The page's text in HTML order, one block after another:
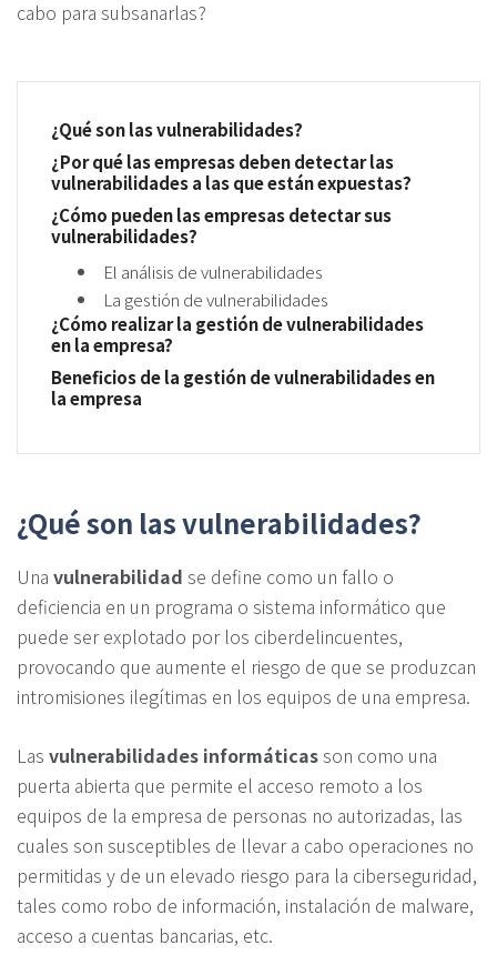
cabo para subsanarlas?
¿Qué son las vulnerabilidades?
¿Por qué las empresas deben detectar las
vulnerabilidades a las que están expuestas?
¿Cómo pueden las empresas detectar sus
vulnerabilidades?
El análisis de vulnerabilidades
La gestión de vulnerabilidades
¿Cómo realizar la gestión de vulnerabilidades
en la empresa?
Beneficios de la gestión de vulnerabilidades en
la empresa
¿Qué son las vulnerabilidades?
Una vulnerabilidad se define como un fallo o
deficiencia en un programa o sistema informático que
puede ser explotado por los ciberdelincuentes,
provocando que aumente el riesgo de que se produzcan
intromisiones ilegítimas en los equipos de una empresa.
Las vulnerabilidades informáticasson como una
puerta abierta que permite el acceso remoto a los
equipos de la empresa de personas no autorizadas, las
cuales son susceptibles de llevar a cabo operaciones no
permitidas y de un elevado riesgo para la ciberseguridad,
tales como robo de información, instalación de malware,
acceso a cuentas bancarias, etc.